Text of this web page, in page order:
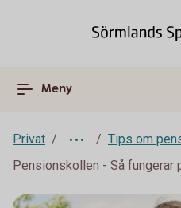
Meny
Privat
Tips om
Pensionskollen - Så fungerar